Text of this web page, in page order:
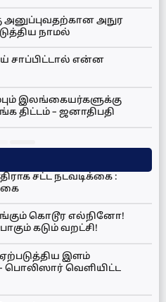
அநுர
நாமல்
சாப்பிட்டால் என்ன
இலங்கையர்களுக்கு
திட்டம் – ஜனாதிபதி
சட்ட நடவடிக்கை :
கொடூர எல்நினோ!
கடும் வறட்சி!
இளம்
வெளியிட்ட